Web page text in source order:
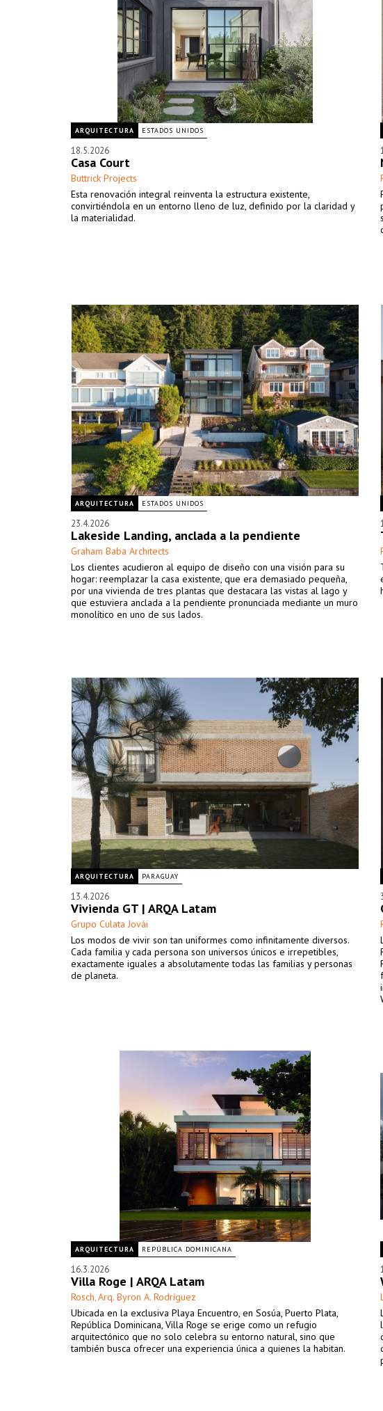
ARQUITECTURA ESTADOS UNIDOS
18.5.2026
Casa Court
Buttrick Projects
Esta renovación integral reinventa la estructura existente,
convirtiéndola en un entorno lleno de luz, definido por la claridad y
la materialidad.
ARQUITECTURA ESTADOS UNIDOS
23.4.2026
Lakeside Landing, anclada a la pendiente
Graham Baba Architects
Los clientes acudieron al equipo de diseño con una visión para su
hogar: reemplazar la casa existente, que era demasiado pequeña,
por una vivienda de tres plantas que destacara las vistas al lago y
que estuviera anclada a la pendiente pronunciada mediante un muro
monolítico en uno de sus lados.
ARQUITECTURA PARAGUAY
13.4.2026
Vivienda GT | ARQA Latam
Grupo Culata Jovái
Los modos de vivir son tan uniformes como infinitamente diversos.
Cada familia y cada persona son universos únicos e irrepetibles,
exactamente iguales a absolutamente todas las familias y personas
de planeta.
ARQUITECTURA REPÚBLICA DOMINICANA
16.3.2026
Villa Roge | ARQA Latam
Rosch, Arq. Byron A. Rodríguez
Ubicada en la exclusiva Playa Encuentro, en Sosúa, Puerto Plata,
República Dominicana, Villa Roge se erige como un refugio
arquitectónico que no solo celebra su entorno natural, sino que
también busca ofrecer una experiencia única a quienes la habitan.